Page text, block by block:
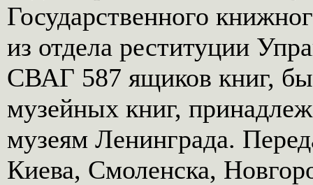
Государственного
из отдела реституции
СВАГ 587 ящиков книг,
музейных книг,
музеям Ленинграда.
Киева, Смоленска,